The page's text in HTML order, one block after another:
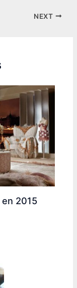
NEXT
2015